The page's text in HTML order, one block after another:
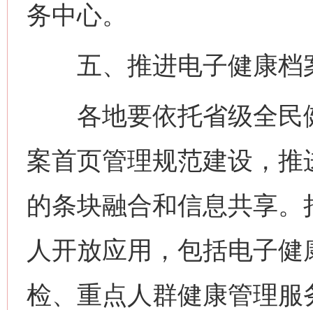
务中心。
五、推进电子健康档
各地要依托省级全民
案首页管理规范建设，
的条块融合和信息共享
人开放应用，包括电子
检、重点人群健康管理